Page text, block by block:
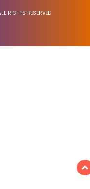
RIGHTS RESERVED